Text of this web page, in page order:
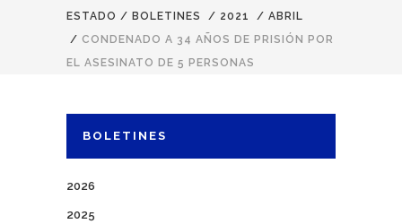
ESTADO / BOLETINES / 2021 / ABRIL
/ CONDENADO A 34 AÑOS DE PRISIÓN POR
EL ASESINATO DE 5 PERSONAS
BOLETINES
2026
2025